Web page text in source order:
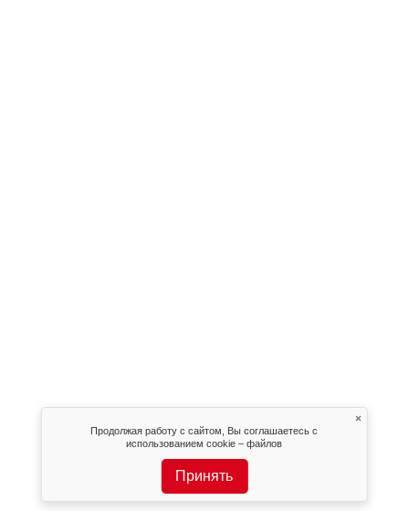
Продолжая работу с сайтом, Вы соглашаетесь с
использованием cookie – файлов
Принять
×